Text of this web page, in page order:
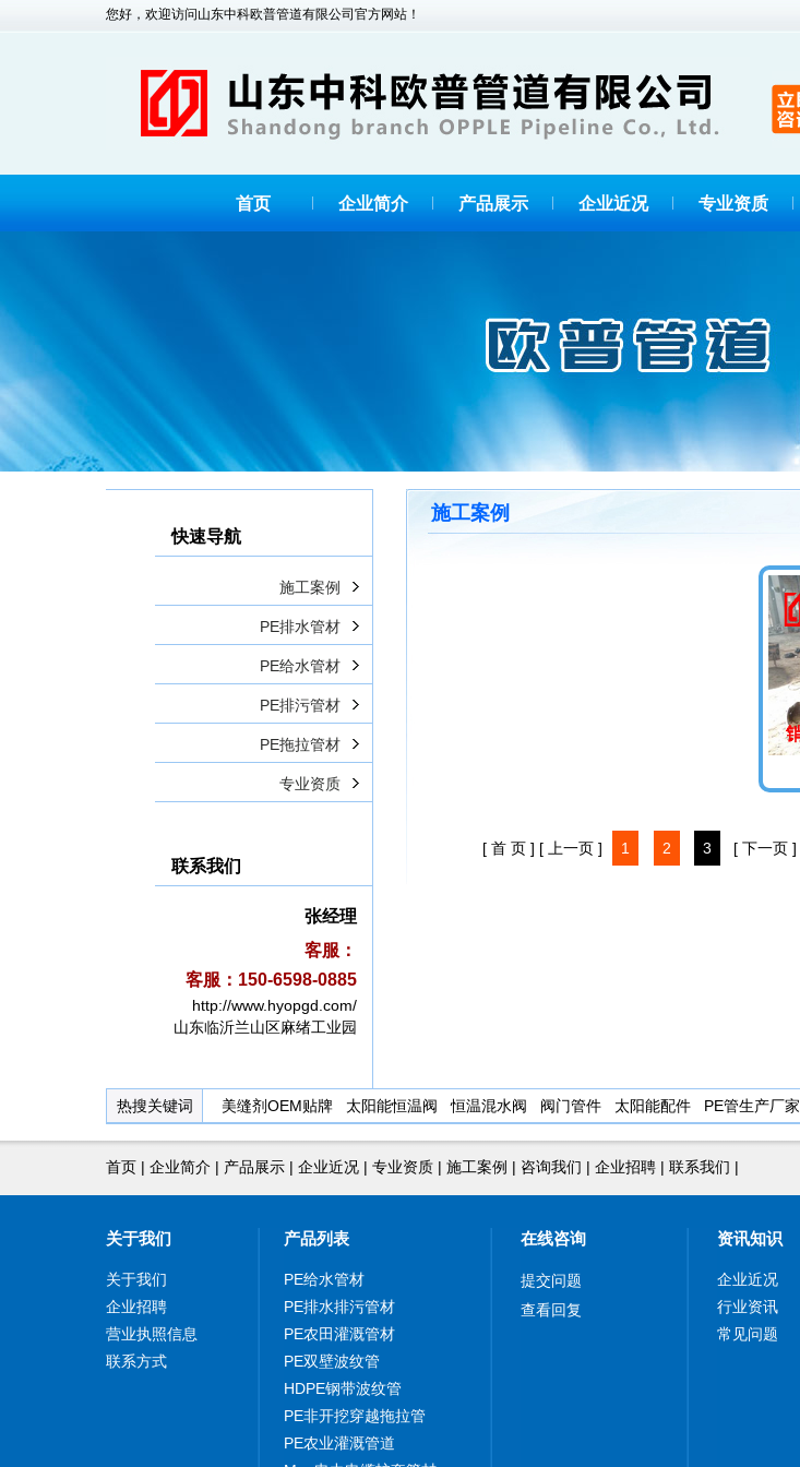
您好，欢迎访问山东中科欧普管道有限公司官方网站！
首页 企业简介 产品展示 企业近况 专业资质
快速导航
施工案例
PE排水管材
PE给水管材
PE排污管材
PE拖拉管材
专业资质
联系我们
张经理
客服：
客服：150-6598-0885
http://www.hyopgd.com/
山东临沂兰山区麻绪工业园
施工案例
[ 首 页 ] [ 上一页 ] 1 2 3 [ 下一页 ]
热搜关键词 美缝剂OEM贴牌 太阳能恒温阀 恒温混水阀 阀门管件 太阳能配件 PE管生产厂家
首页 | 企业简介 | 产品展示 | 企业近况 | 专业资质 | 施工案例 | 咨询我们 | 企业招聘 | 联系我们 |
关于我们
关于我们
企业招聘
营业执照信息
联系方式
产品列表
PE给水管材
PE排水排污管材
PE农田灌溉管材
PE双壁波纹管
HDPE钢带波纹管
PE非开挖穿越拖拉管
PE农业灌溉管道
在线咨询
提交问题
查看回复
资讯知识
企业近况
行业资讯
常见问题